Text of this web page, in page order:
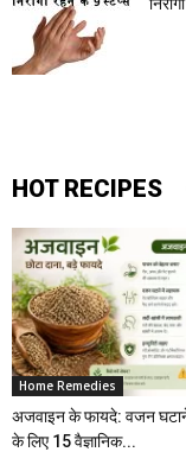
HOT RECIPES
Home Remedies
अजवाइन के फायदे: वजन
के लिए 15 वैज्ञानिक...